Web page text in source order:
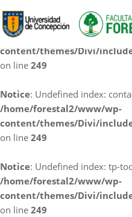
Notice: Undefined index: cf7rl-
/home/forestal2/www/wp-
content/themes/Divi/
on line 249
Notice: Undefined index:
/home/forestal2/www/wp-
content/themes/Divi/
on line 249
Notice: Undefined index: tp-
/home/forestal2/www/wp-
content/themes/Divi/
on line 249